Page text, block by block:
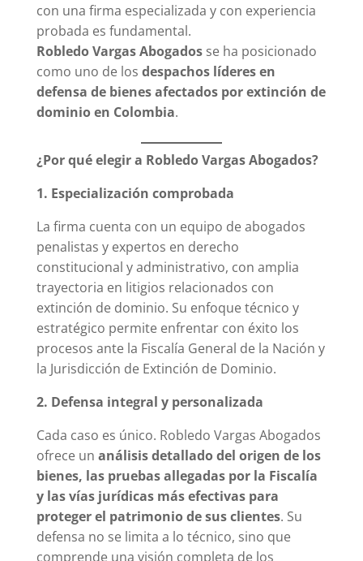
con una firma especializada y con experiencia
probada es fundamental.
Robledo Vargas Abogadosse ha posicionado
como uno de los despachos líderes en
defensa de bienes afectados por extinción de
dominio en Colombia.
¿Por qué elegir a Robledo Vargas Abogados?
1. Especialización comprobada
La firma cuenta con un equipo de abogados
penalistas y expertos en derecho
constitucional y administrativo, con amplia
trayectoria en litigios relacionados con
extinción de dominio. Su enfoque técnico y
estratégico permite enfrentar con éxito los
procesos ante la Fiscalía General de la Nación y
la Jurisdicción de Extinción de Dominio.
2. Defensa integral y personalizada
Cada caso es único. Robledo Vargas Abogados
ofrece un análisis detallado del origen de los
bienes, las pruebas allegadas por la Fiscalía
y las vías jurídicas más efectivas para
proteger el patrimonio de sus clientes. Su
defensa no se limita a lo técnico, sino que
comprende una visión completa de los